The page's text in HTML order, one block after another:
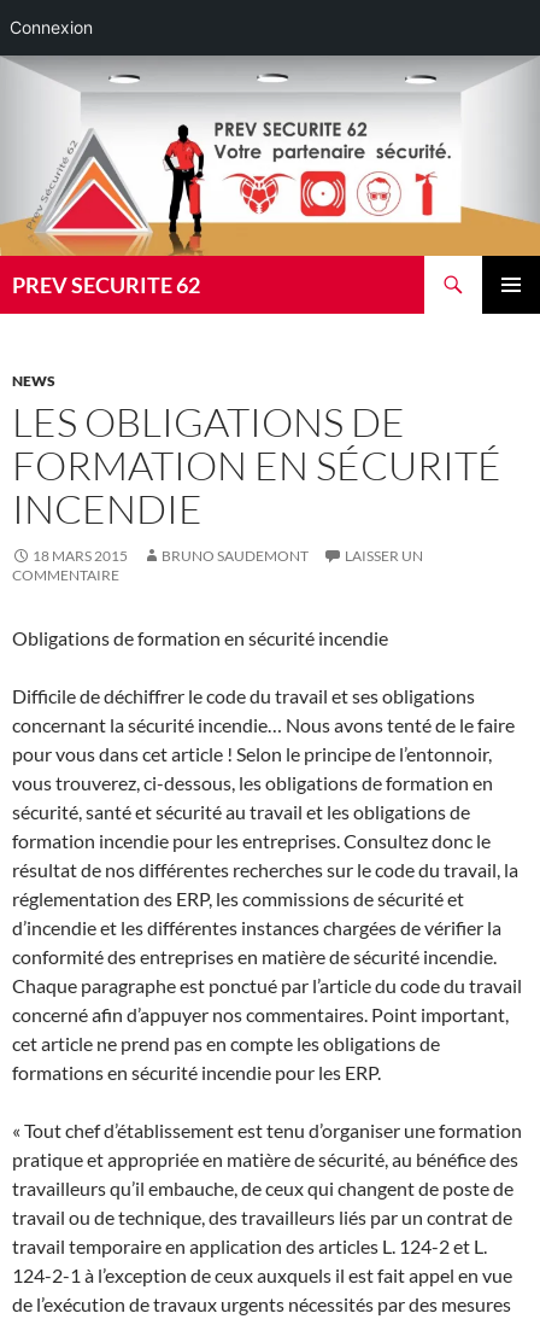
Connexion
Aller
PREV SECURITE 62
NEWS
LES OBLIGATIONS DE
FORMATION EN SÉCURITÉ
INCENDIE
18 MARS 2015 BRUNO SAUDEMONT
LAISSER UN
COMMENTAIRE
Obligations de formation en sécurité incendie
Difficile de déchiffrer le code du travail et ses obligations
concernant la sécurité incendie… Nous avons tenté de le faire
pour vous dans cet article ! Selon le principe de l’entonnoir,
vous trouverez, ci-dessous, les obligations de formation en
sécurité, santé et sécurité au travail et les obligations de
formation incendie pour les entreprises. Consultez donc le
résultat de nos différentes recherches sur le code du travail, la
réglementation des ERP, les commissions de sécurité et
d’incendie et les différentes instances chargées de vérifier la
conformité des entreprises en matière de sécurité incendie.
Chaque paragraphe est ponctué par l’article du code du travail
concerné afin d’appuyer nos commentaires. Point important,
cet article ne prend pas en compte les obligations de
formations en sécurité incendie pour les ERP.
« Tout chef d’établissement est tenu d’organiser une formation
pratique et appropriée en matière de sécurité, au bénéfice des
travailleurs qu’il embauche, de ceux qui changent de poste de
travail ou de technique, des travailleurs liés par un contrat de
travail temporaire en application des articles L. 124-2 et L.
124-2-1 à l’exception de ceux auxquels il est fait appel en vue
de l’exécution de travaux urgents nécessités par des mesures